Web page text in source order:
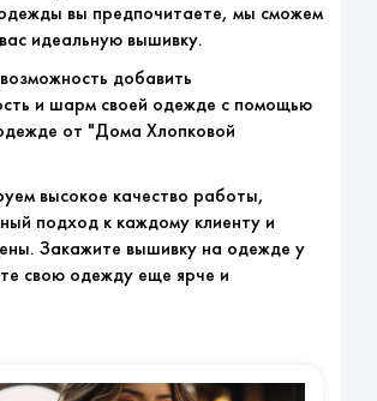
вы предпочитаете, мы сможем
идеальную вышивку.
добавить
и шарм своей одежде с помощью
от "Дома Хлопковой
высокое качество работы,
подход к каждому клиенту и
Закажите вышивку на одежде у
свою одежду еще ярче и